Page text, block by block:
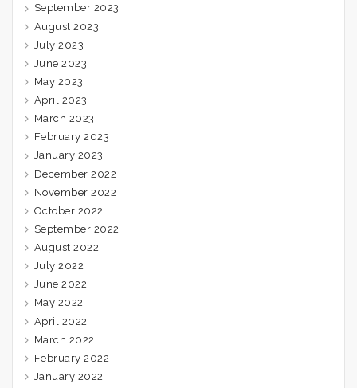
September 2023
August 2023
July 2023
June 2023
May 2023
April 2023
March 2023
February 2023
January 2023
December 2022
November 2022
October 2022
September 2022
August 2022
July 2022
June 2022
May 2022
April 2022
March 2022
February 2022
January 2022